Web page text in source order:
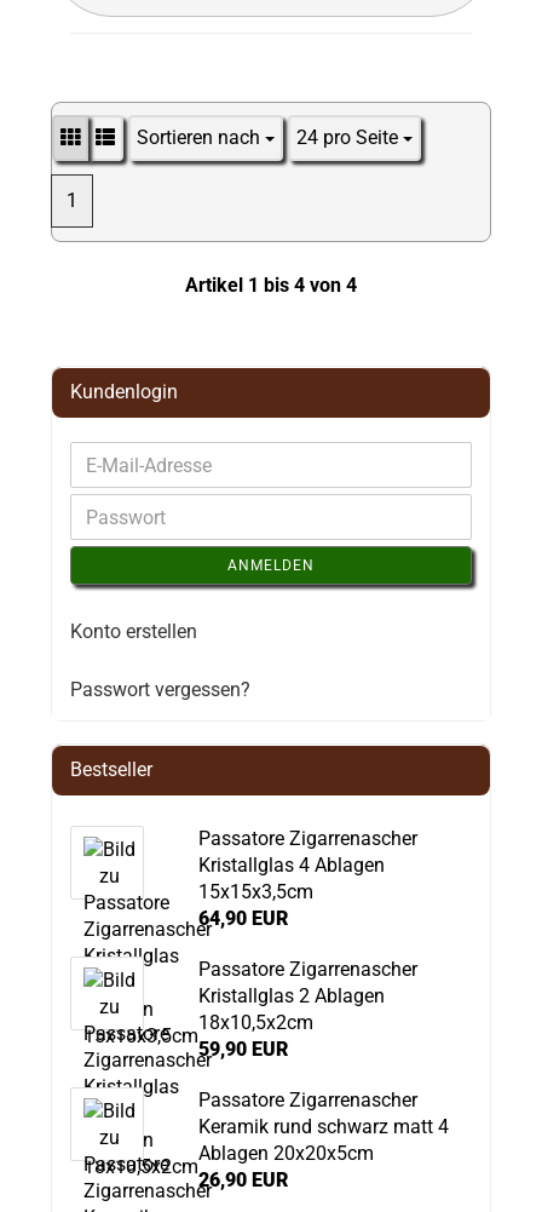
Sortieren nach
Sortieren nach 24 pro Seite
pro Seite
1
Artikel 1 bis 4 von 4
Kundenlogin
ANMELDEN
Konto erstellen
Passwort vergessen?
Bestseller
Passatore Zigarrenascher
Kristallglas 4 Ablagen
15x15x3,5cm
64,90 EUR
Passatore Zigarrenascher
Kristallglas 2 Ablagen
18x10,5x2cm
59,90 EUR
Passatore Zigarrenascher
Keramik rund schwarz matt 4
Ablagen 20x20x5cm
26,90 EUR